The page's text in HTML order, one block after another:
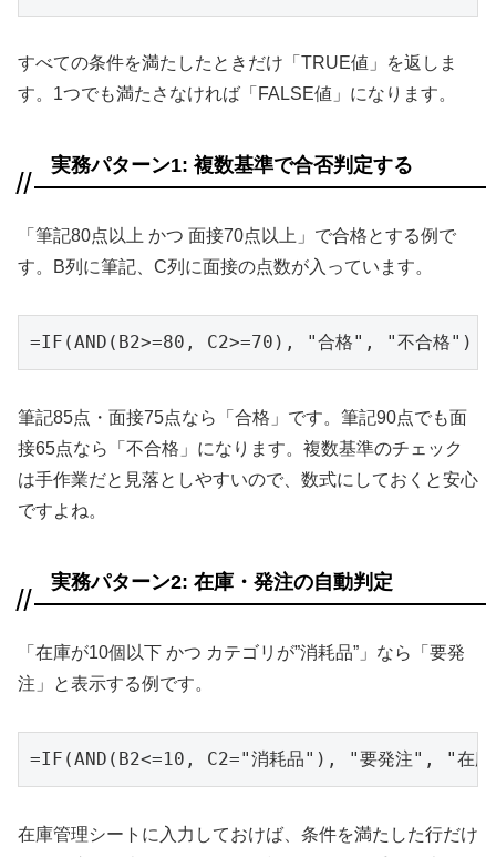
すべての条件を満たしたときだけ「TRUE値」を返しま
す。1つでも満たさなければ「FALSE値」になります。
実務パターン1: 複数基準で合否判定する
「筆記80点以上 かつ 面接70点以上」で合格とする例で
す。B列に筆記、C列に面接の点数が入っています。
=IF(AND(B2>=80, C2>=70), "合格", "不合格")
筆記85点・面接75点なら「合格」です。筆記90点でも面
接65点なら「不合格」になります。複数基準のチェック
は手作業だと見落としやすいので、数式にしておくと安心
ですよね。
実務パターン2: 在庫・発注の自動判定
「在庫が10個以下 かつ カテゴリが”消耗品”」なら「要発
注」と表示する例です。
=IF(AND(B2<=10, C2="消耗品"), "要発注", "在庫
在庫管理シートに入力しておけば、条件を満たした行だけ